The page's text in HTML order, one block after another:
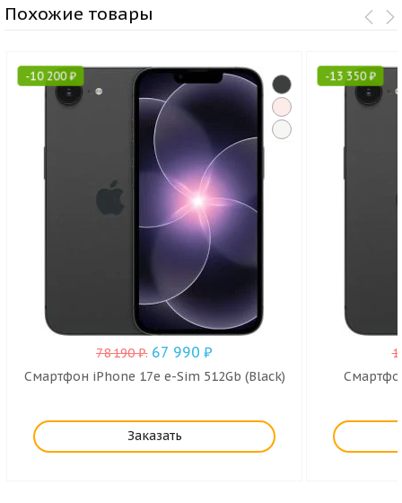
Похожие товары
-10 200₽
78 190₽. 67 990₽
Смартфон iPhone 17e e-Sim 512Gb (Black)
Заказать
-13 350₽